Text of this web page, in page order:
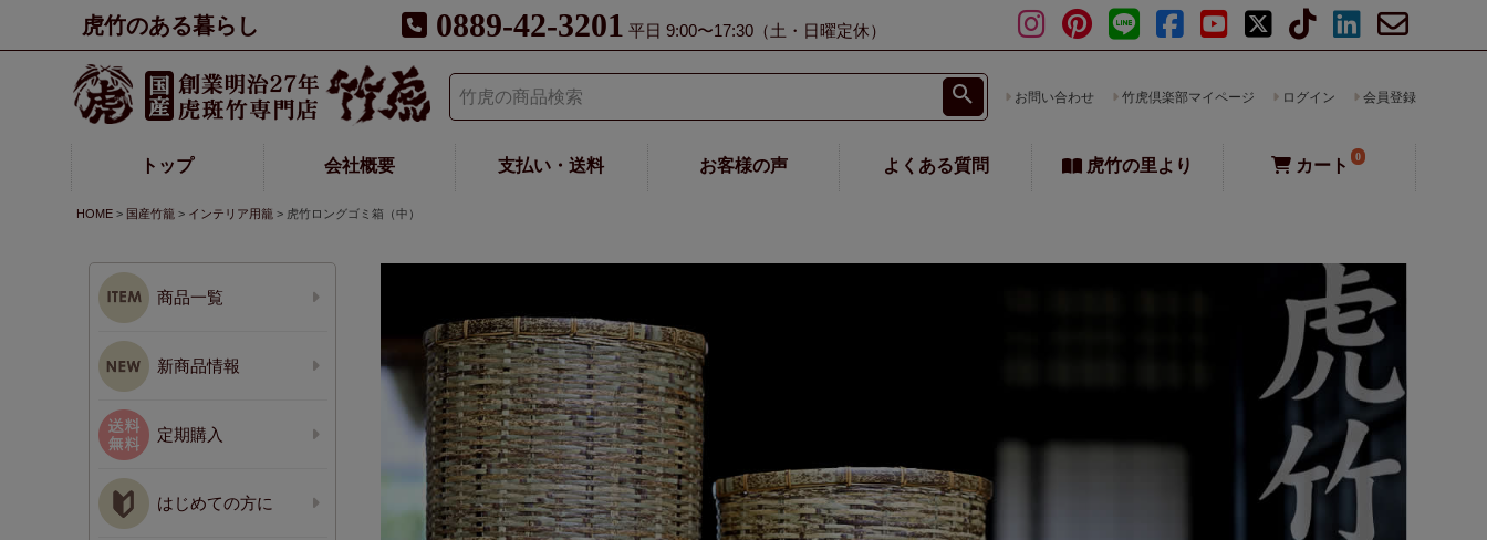
虎竹のある暮らし 0889-42-3201 平日 9:00〜17:30（土・日曜定休）
お問い合わせ 竹虎倶楽部マイページ ログイン 会員登録
トップ 会社概要 支払い・送料 お客様の声 よくある質問 虎竹の里より カート 0
HOME 国産竹籠 インテリア用籠 虎竹ロングゴミ箱（中）
商品一覧
新商品情報
定期購入
はじめての方に